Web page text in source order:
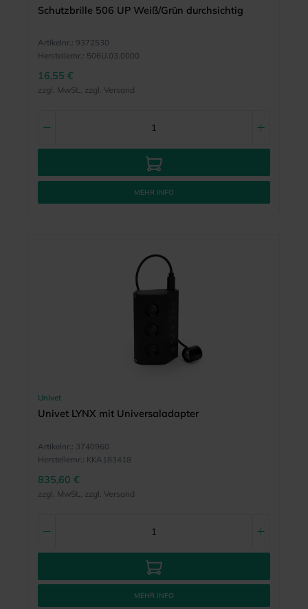
Schutzbrille 506 UP Weiß/Grün durchsichtig
Artikelnr.: 9372530
Herstellernr.: 506U.03.0000
16,55 €
zzgl. MwSt., zzgl. Versand
MEHR INFO
Univet
Univet LYNX mit Universaladapter
Artikelnr.: 3740960
Herstellernr.: KKA183418
835,60 €
zzgl. MwSt., zzgl. Versand
MEHR INFO